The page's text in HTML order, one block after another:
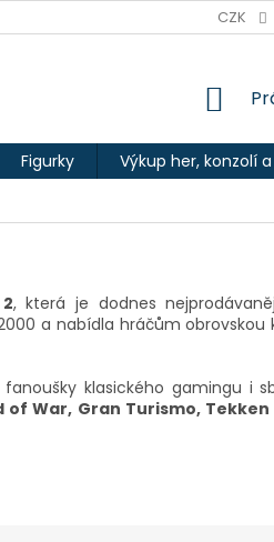
CZK
Figurky Výkup her, konzolí
, která je dodnes
a nabídla hráčům obrovskou
klasického gamingu i
of War, Gran Turismo,